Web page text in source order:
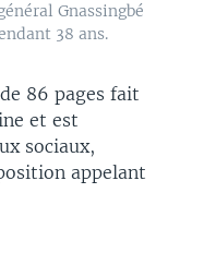
Gnassingbé
38 ans.
86 pages fait
et est
sociaux,
appelant